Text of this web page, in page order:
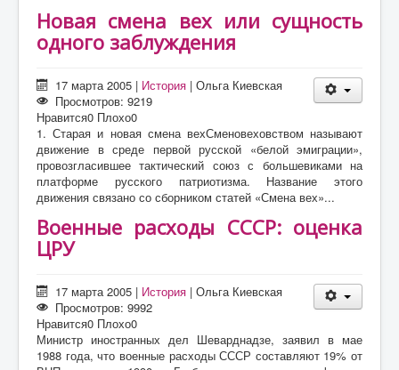
Новая смена вех или сущность
одного заблуждения
17 марта 2005 | История |Ольга Киевская
Просмотров: 9219
Нравится0 Плохо0
1. Старая и новая смена вехСменовеховством называют
движение в среде первой русской «белой эмиграции»,
провозгласившее тактический союз с большевиками на
платформе русского патриотизма. Название этого
движения связано со сборником статей «Смена вех»...
Военные расходы СССР: оценка
ЦРУ
17 марта 2005 | История |Ольга Киевская
Просмотров: 9992
Нравится0 Плохо0
Министр иностранных дел Шеварднадзе, заявил в мае
1988 года, что военные расходы СССР составляют 19% от